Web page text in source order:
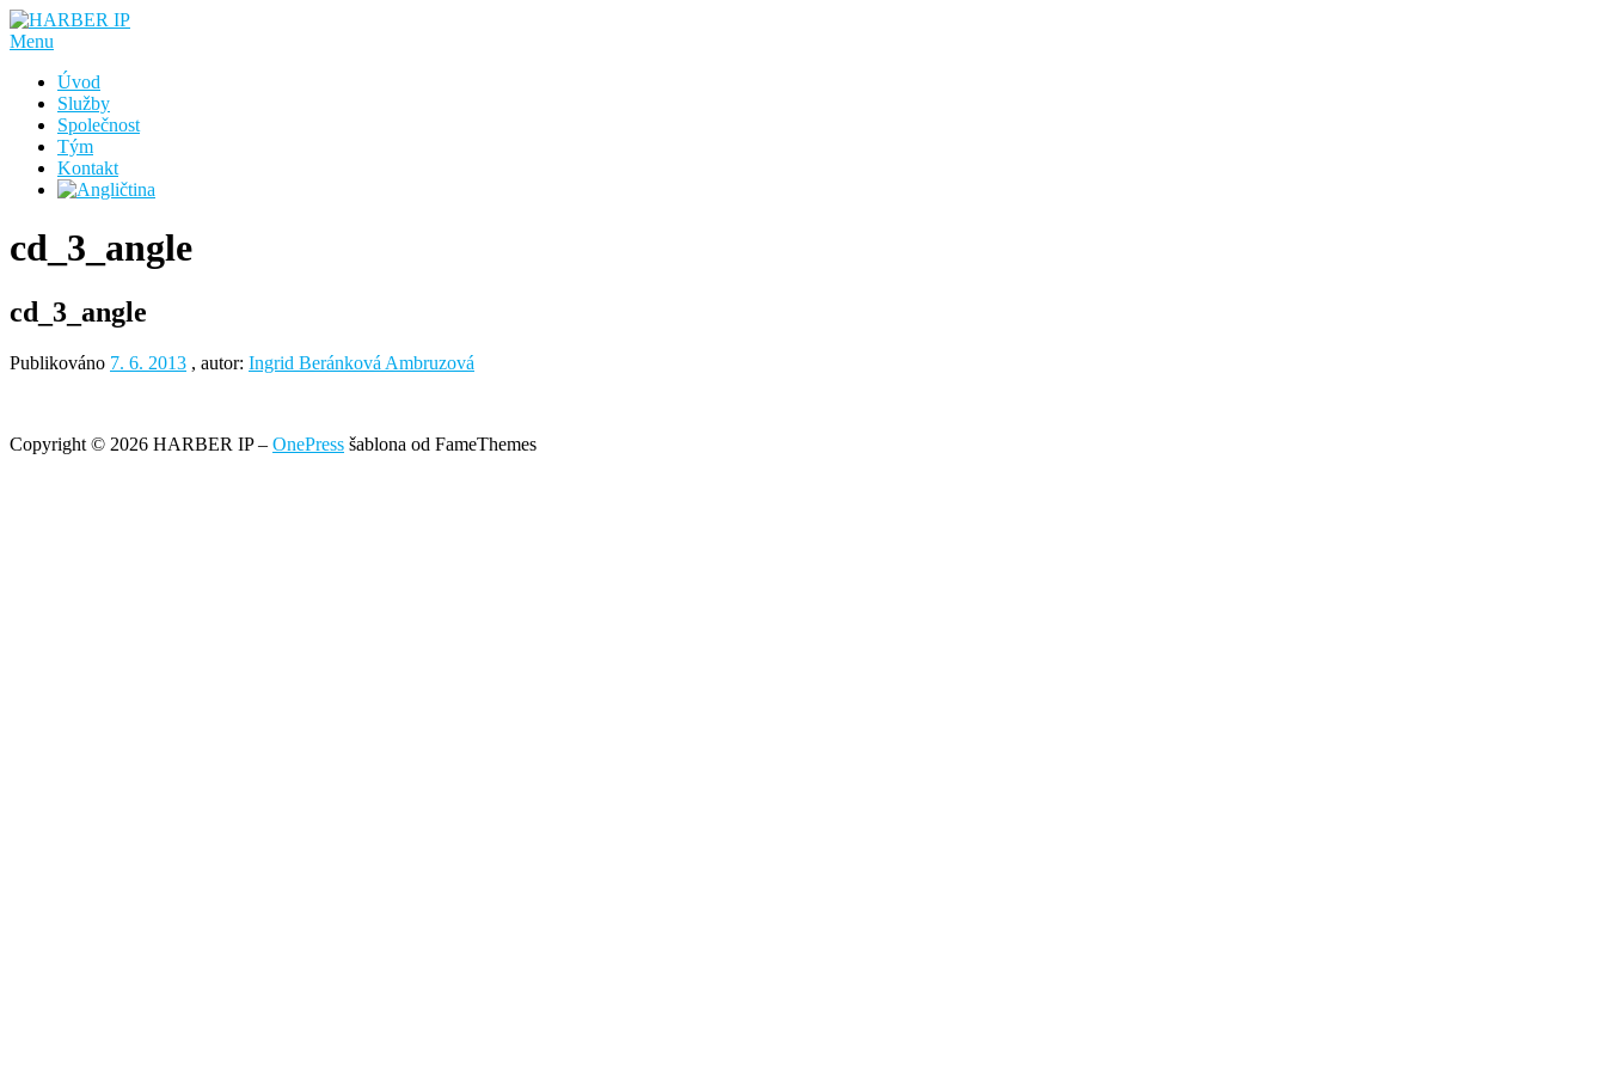
Přeskočit
na
Menu
Úvod
Služby
Společnost
Tým
Kontakt
cd_3_angle
cd_3_angle
Publikováno 7. 6. 2013 , autor: Ingrid Beránková Ambruzová
Copyright © 2026 HARBER IP– OnePress šablona od FameThemes